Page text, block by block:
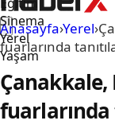
Sinema
Yerel
Yaşam
Anasayfa›Yerel›
fuarlarında
fuarlarında